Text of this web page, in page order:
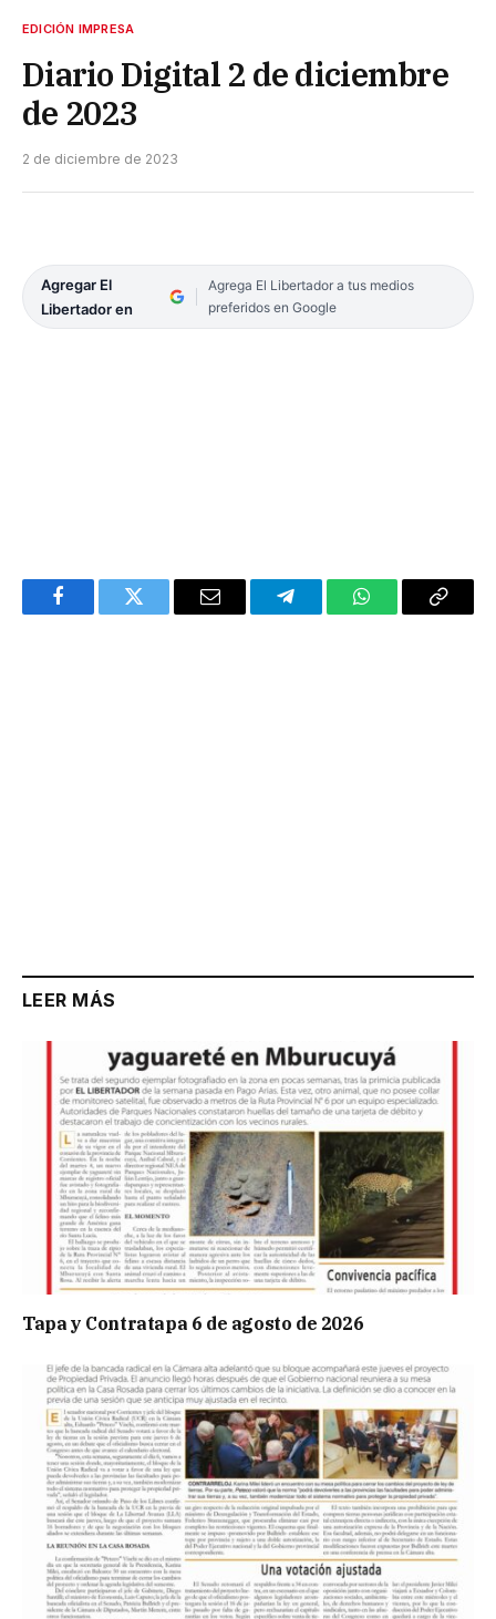
EDICIÓN IMPRESA
Diario Digital 2 de diciembre
de 2023
2 de diciembre de 2023
Agregar El
Libertador en
Agrega El Libertador a tus medios
preferidos en Google
FacebookTwitter Email TelegramWhatsAppCopy
LEER MÁS
Tapa y Contratapa 6 de agosto de 2026